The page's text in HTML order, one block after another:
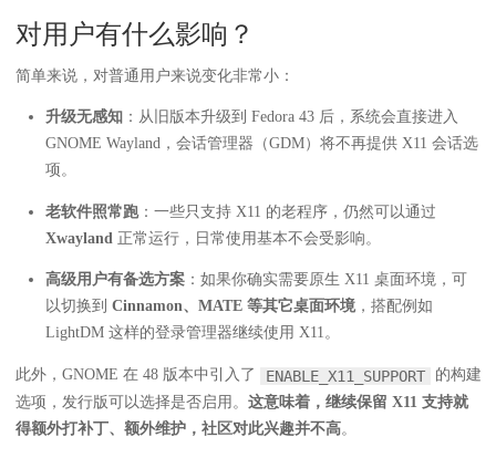
对用户有什么影响？
简单来说，对普通用户来说变化非常小：
升级无感知 ：从旧版本升级到 Fedora 43 后，系统会直接进入
GNOME Wayland，会话管理器（GDM）将不再提供 X11 会话选
项。
老软件照常跑：一些只支持 X11 的老程序，仍然可以通过
Xwayland 正常运行，日常使用基本不会受影响。
高级用户有备选方案：如果你确实需要原生 X11 桌面环境，可
以切换到 Cinnamon、MATE 等其它桌面环境，搭配例如
LightDM 这样的登录管理器继续使用 X11。
此外，GNOME 在 48 版本中引入了 ENABLE_X11_SUPPORT
的构建
选项，发行版可以选择是否启用。 这意味着，继续保留 X11 支持就
得额外打补丁、额外维护，社区对此兴趣并不高。